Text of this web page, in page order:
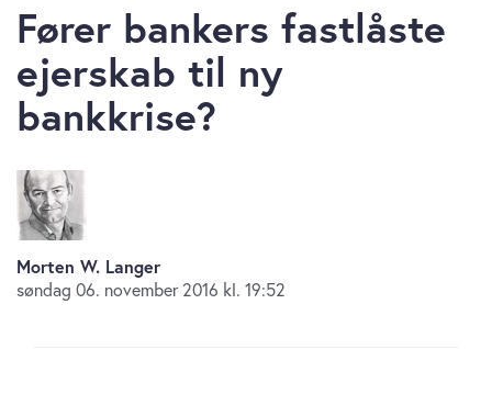
Fører bankers fastlåste
ejerskab til ny
bankkrise?
Morten W. Langer
søndag 06. november 2016 kl. 19:52